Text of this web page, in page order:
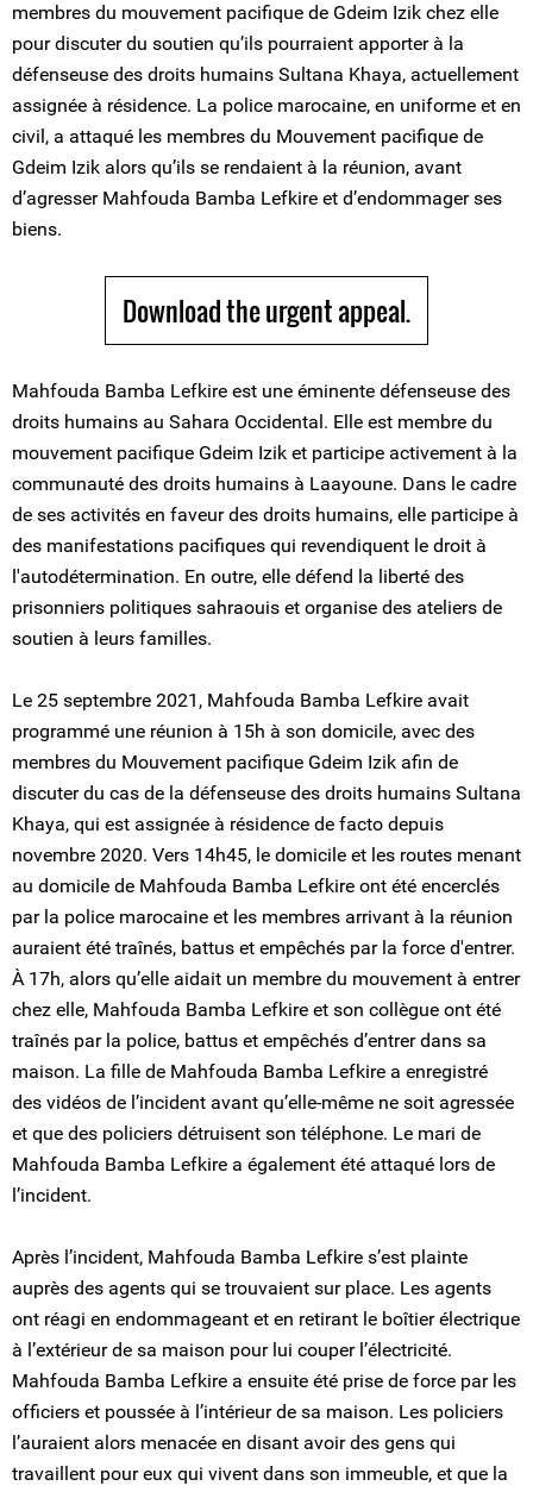
membres du mouvement pacifique de Gdeim Izik chez elle
pour discuter du soutien qu’ils pourraient apporter à la
défenseuse des droits humains Sultana Khaya, actuellement
assignée à résidence. La police marocaine, en uniforme et en
civil, a attaqué les membres du Mouvement pacifique de
Gdeim Izik alors qu’ils se rendaient à la réunion, avant
d’agresser Mahfouda Bamba Lefkire et d’endommager ses
biens.
Download the urgent appeal.
Mahfouda Bamba Lefkire est une éminente défenseuse des
droits humains au Sahara Occidental. Elle est membre du
mouvement pacifique Gdeim Izik et participe activement à la
communauté des droits humains à Laayoune. Dans le cadre
de ses activités en faveur des droits humains, elle participe à
des manifestations pacifiques qui revendiquent le droit à
l'autodétermination. En outre, elle défend la liberté des
prisonniers politiques sahraouis et organise des ateliers de
soutien à leurs familles.
Le 25 septembre 2021, Mahfouda Bamba Lefkire avait
programmé une réunion à 15h à son domicile, avec des
membres du Mouvement pacifique Gdeim Izik afin de
discuter du cas de la défenseuse des droits humains Sultana
Khaya, qui est assignée à résidence de facto depuis
novembre 2020. Vers 14h45, le domicile et les routes menant
au domicile de Mahfouda Bamba Lefkire ont été encerclés
par la police marocaine et les membres arrivant à la réunion
auraient été traînés, battus et empêchés par la force d'entrer.
À 17h, alors qu’elle aidait un membre du mouvement à entrer
chez elle, Mahfouda Bamba Lefkire et son collègue ont été
traînés par la police, battus et empêchés d’entrer dans sa
maison. La fille de Mahfouda Bamba Lefkire a enregistré
des vidéos de l’incident avant qu’elle-même ne soit agressée
et que des policiers détruisent son téléphone. Le mari de
Mahfouda Bamba Lefkire a également été attaqué lors de
l’incident.
Après l’incident, Mahfouda Bamba Lefkire s’est plainte
auprès des agents qui se trouvaient sur place. Les agents
ont réagi en endommageant et en retirant le boîtier électrique
à l’extérieur de sa maison pour lui couper l’électricité.
Mahfouda Bamba Lefkire a ensuite été prise de force par les
officiers et poussée à l’intérieur de sa maison. Les policiers
l’auraient alors menacée en disant avoir des gens qui
travaillent pour eux qui vivent dans son immeuble, et que la